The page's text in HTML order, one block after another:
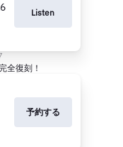
Listen
全復刻！
予約する